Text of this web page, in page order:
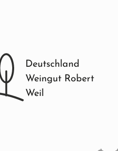
Deutschland
Weingut Robert
Weil